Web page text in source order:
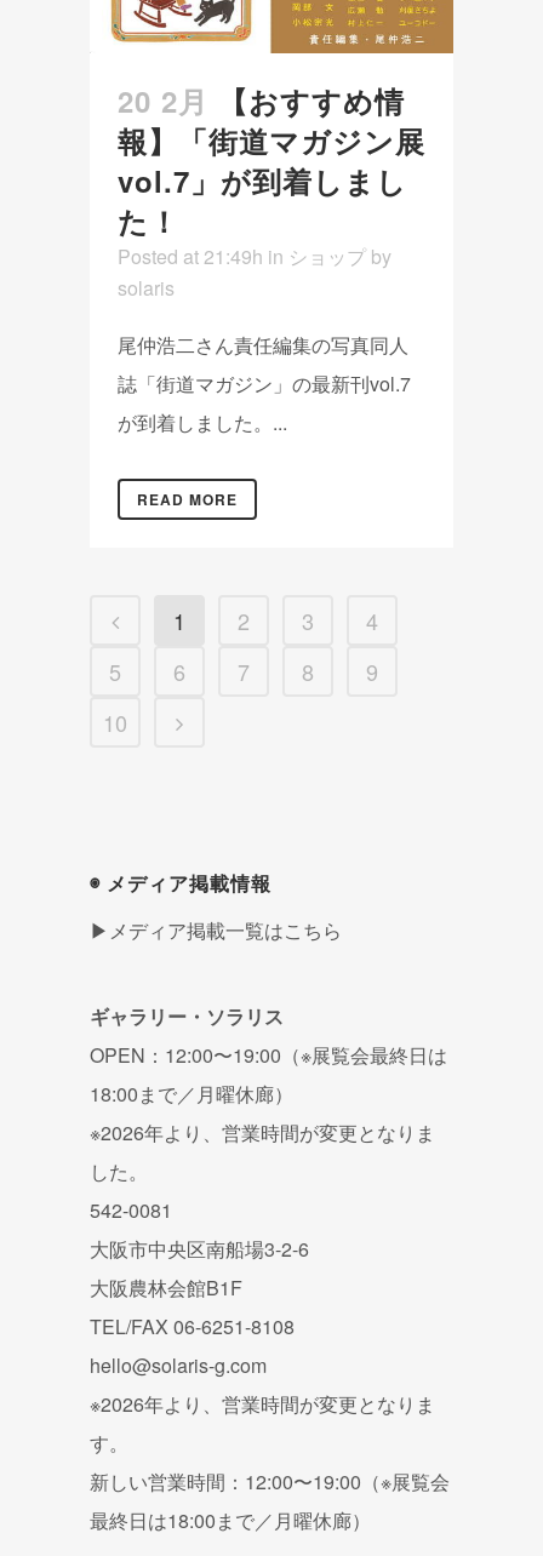
20 2月
【おすすめ情
報】「街道マガジン展
vol.7」が到着しまし
た！
Posted at 21:49h in ショップ by
solaris
尾仲浩二さん責任編集の写真同人
誌「街道マガジン」の最新刊vol.7
が到着しました。...
READ MORE
1 2 3
4
5
6 7 8
9
10
◉ メディア掲載情報
▶メディア掲載一覧はこちら
ギャラリー・ソラリス
OPEN：12:00〜19:00（※展覧会最終日は
18:00まで／月曜休廊）
※2026年より、営業時間が変更となりま
した。
542-0081
大阪市中央区南船場3-2-6
大阪農林会館B1F
TEL/FAX 06-6251-8108
hello@solaris-g.com
※2026年より、営業時間が変更となりま
す。
新しい営業時間：12:00〜19:00（※展覧会
最終日は18:00まで／月曜休廊）